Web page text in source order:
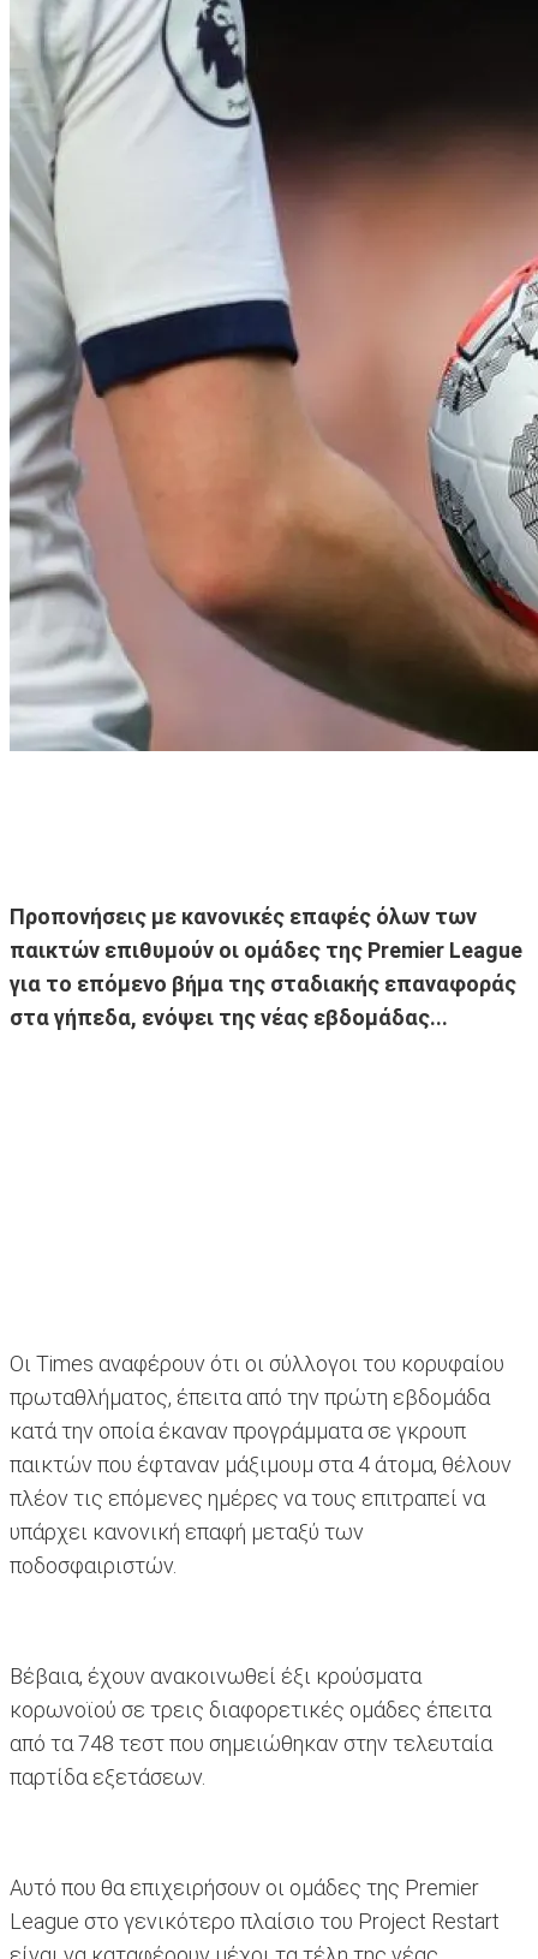
Προπονήσεις με κανονικές επαφές όλων των
παικτών επιθυμούν οι ομάδες της Premier League
για το επόμενο βήμα της σταδιακής επαναφοράς
στα γήπεδα, ενόψει της νέας εβδομάδας...
Οι Times αναφέρουν ότι οι σύλλογοι του κορυφαίου
πρωταθλήματος, έπειτα από την πρώτη εβδομάδα
κατά την οποία έκαναν προγράμματα σε γκρουπ
παικτών που έφταναν μάξιμουμ στα 4 άτομα, θέλουν
πλέον τις επόμενες ημέρες να τους επιτραπεί να
υπάρχει κανονική επαφή μεταξύ των
ποδοσφαιριστών.
Βέβαια, έχουν ανακοινωθεί έξι κρούσματα
κορωνοϊού σε τρεις διαφορετικές ομάδες έπειτα
από τα 748 τεστ που σημειώθηκαν στην τελευταία
παρτίδα εξετάσεων.
Αυτό που θα επιχειρήσουν οι ομάδες της Premier
League στο γενικότερο πλαίσιο του Project Restart